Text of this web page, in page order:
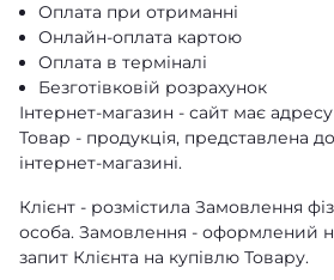
Оплата при отриманні
Онлайн-оплата картою
Оплата в терміналі
Безготівковій розрахунок
Інтернет-магазин - сайт має
Товар - продукція, представлена
інтернет-магазині.
Клієнт - розмістила Замовлення
особа. Замовлення - оформлений
запит Клієнта на купівлю Товару.